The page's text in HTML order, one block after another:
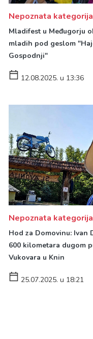
Nepoznata kategorija
Mladifest u Međugorju
mladih pod geslom
Gospodnji"
12.08.2025. u 13:36
Nepoznata kategorija
Hod za Domovinu: Ivan
600 kilometara dugom
Vukovara u Knin
25.07.2025. u 18:21